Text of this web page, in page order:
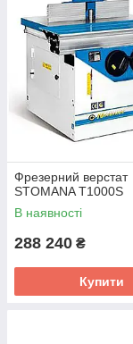
Фрезерний верстат
STOMANA T1000S
В наявності
288 240 ₴
Купити